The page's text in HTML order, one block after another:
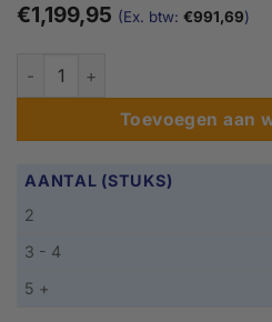
€1,199,95 (Ex. btw: €991,69)
Brede Oprijplaat - 150cm aantal
Toevoegen aan
AANTAL (STUKS)
2
3 - 4
5 +